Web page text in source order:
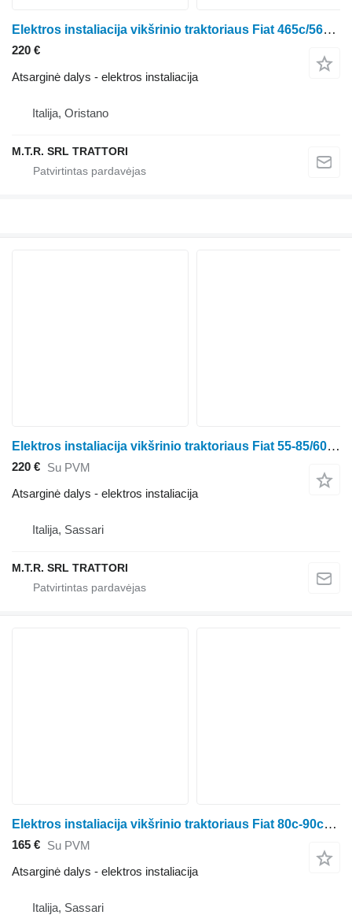
Elektros instaliacija vikšrinio traktoriaus Fiat 465c/565c/665c/765c
220 €
Atsarginė dalys - elektros instaliacija
Italija, Oristano
M.T.R. SRL TRATTORI
Elektros instaliacija vikšrinio traktoriaus Fiat 55-85/60-85
220 € Su PVM
Atsarginė dalys - elektros instaliacija
Italija, Sassari
M.T.R. SRL TRATTORI
Elektros instaliacija vikšrinio traktoriaus Fiat 80c-90c-100c-120c-150c
165 € Su PVM
Atsarginė dalys - elektros instaliacija
Italija, Sassari